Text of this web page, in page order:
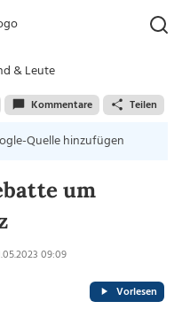
& Leute
Kommentare Teilen
Quelle hinzufügen
um
09:09
Vorlesen